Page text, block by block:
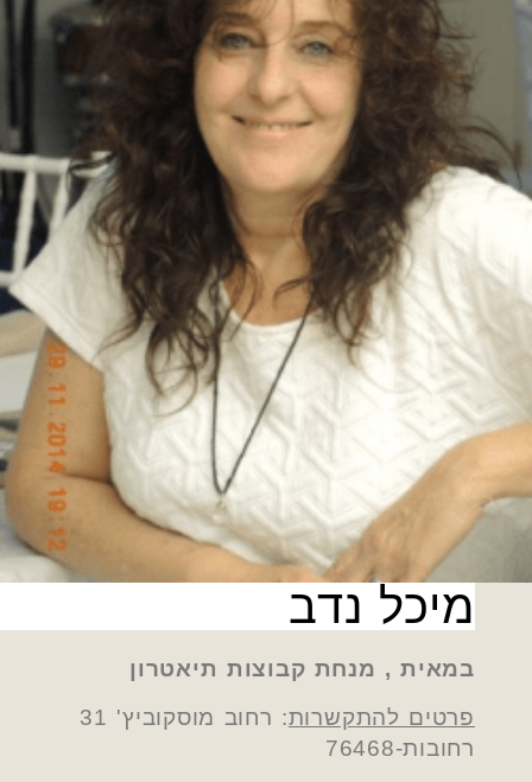
מיכל נדב
במאית , מנחת קבוצות תיאטרון
פרטים להתקשרות
: רחוב מוסקוביץ' 31
רחובות-76468